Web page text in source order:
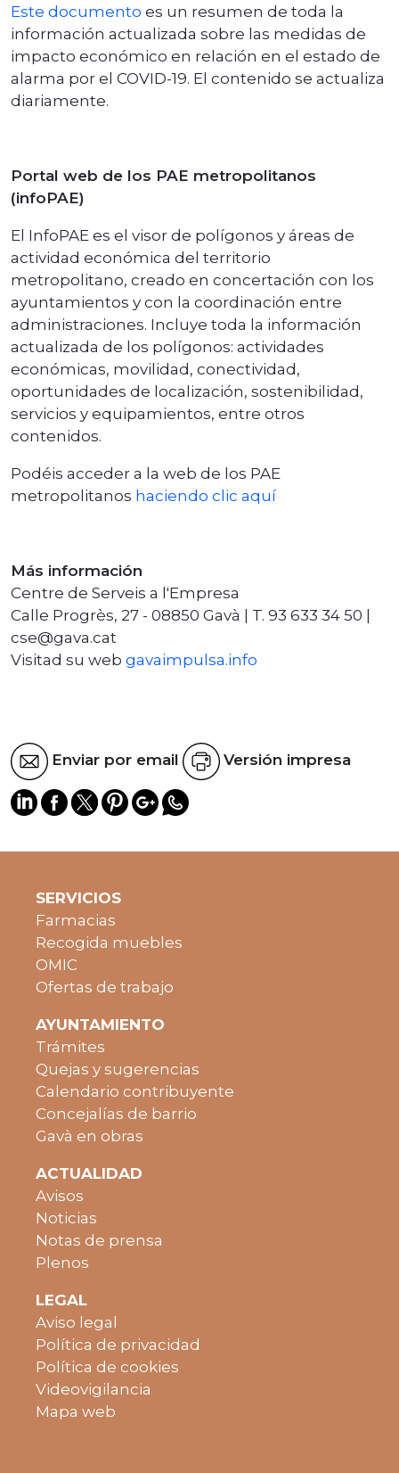
Este documento es un resumen de toda la
información actualizada sobre las medidas de
impacto económico en relación en el estado de
alarma por el COVID-19. El contenido se actualiza
diariamente.
Portal web de los PAE metropolitanos
(infoPAE)
El InfoPAE es el visor de polígonos y áreas de
actividad económica del territorio
metropolitano, creado en concertación con los
ayuntamientos y con la coordinación entre
administraciones. Incluye toda la información
actualizada de los polígonos: actividades
económicas, movilidad, conectividad,
oportunidades de localización, sostenibilidad,
servicios y equipamientos, entre otros
contenidos.
Podéis acceder a la web de los PAE
metropolitanos haciendo clic aquí
Más información
Centre de Serveis a l'Empresa
Calle Progrès, 27 - 08850 Gavà | T. 93 633 34 50 |
cse@gava.cat
Visitad su web gavaimpulsa.info
Enviar por email Versión impresa
SERVICIOS
Farmacias
Recogida muebles
OMIC
Ofertas de trabajo
AYUNTAMIENTO
Trámites
Quejas y sugerencias
Calendario contribuyente
Concejalías de barrio
Gavà en obras
ACTUALIDAD
Avisos
Noticias
Notas de prensa
Plenos
LEGAL
Aviso legal
Política de privacidad
Política de cookies
Videovigilancia
Mapa web